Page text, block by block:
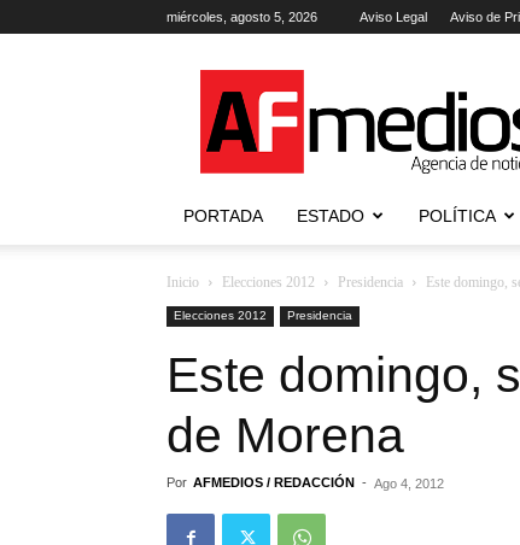
miércoles, agosto 5, 2026 Aviso Legal Aviso de
Agencia
de
Noticias
PORTADA ESTADO POLÍTICA
Inicio Elecciones 2012 Presidencia Este domingo,
Elecciones 2012 Presidencia
Este domingo,
de Morena
Por AFMEDIOS / REDACCIÓN - Ago 4, 2012